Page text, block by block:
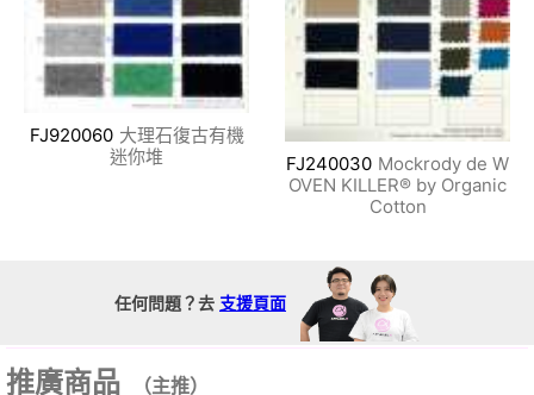
FJ920060 大理石復古有機
迷你堆
FJ240030 Mockrody de W
OVEN KILLER®︎ by Organic
Cotton
任何問題？去 支援頁面
推廣商品 （主推）